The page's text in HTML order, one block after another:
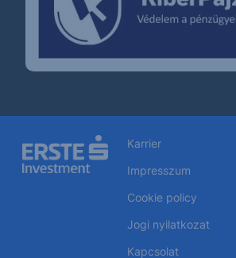
Karrier
Impresszum
Cookie policy
Jogi nyilatkozat
Kapcsolat